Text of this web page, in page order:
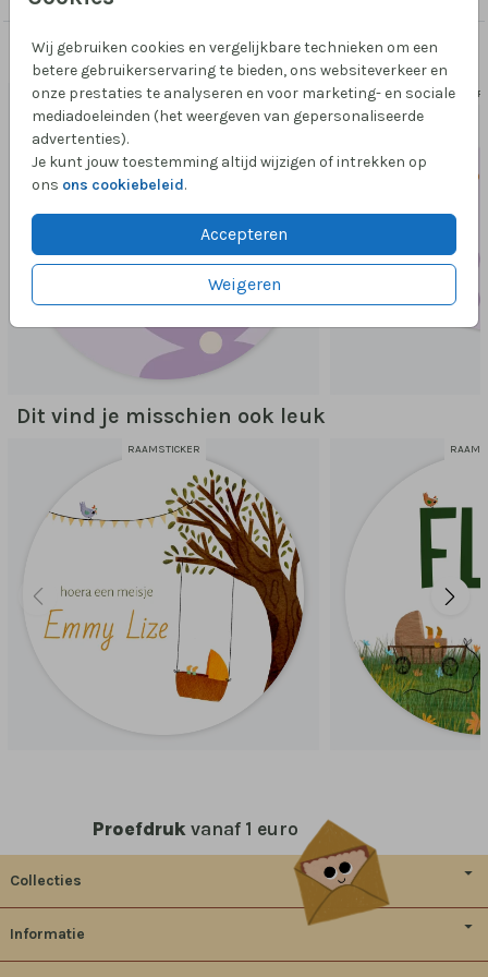
Wij gebruiken cookies en vergelijkbare technieken om een
betere gebruikerservaring te bieden, ons websiteverkeer en
onze prestaties te analyseren en voor marketing- en sociale
mediadoeleinden (het weergeven van gepersonaliseerde
advertenties).
Je kunt jouw toestemming altijd wijzigen of intrekken op
ons ons cookiebeleid.
Accepteren
Weigeren
Passend bij dit ontwerp
35 x 35 mm
Dit vind je misschien ook leuk
RAAMSTICKER
Proefdruk vanaf 1 euro
Collecties
Informatie